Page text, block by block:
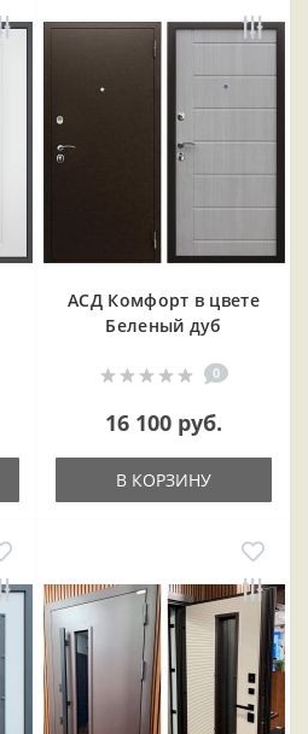
АСД Комфорт в цвете
Беленый дуб
0
16 100 руб.
В КОРЗИНУ